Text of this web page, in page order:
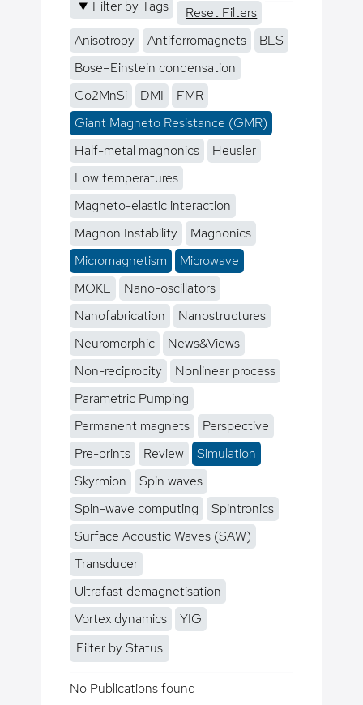
Filter by Tags
Reset Filters
Anisotropy
Antiferromagnets
BLS
Bose–Einstein condensation
Co2MnSi
DMI
FMR
Giant Magneto Resistance (GMR)
Half-metal magnonics
Heusler
Low temperatures
Magneto-elastic interaction
Magnon Instability
Magnonics
Micromagnetism
Microwave
MOKE
Nano-oscillators
Nanofabrication
Nanostructures
Neuromorphic
News&Views
Non-reciprocity
Nonlinear process
Parametric Pumping
Permanent magnets
Perspective
Pre-prints
Review
Simulation
Skyrmion
Spin waves
Spin-wave computing
Spintronics
Surface Acoustic Waves (SAW)
Transducer
Ultrafast demagnetisation
Vortex dynamics
YIG
Filter by Status
No Publications found